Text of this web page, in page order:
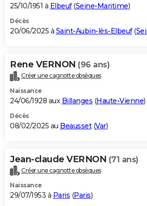
25/10/1951 à Elbeuf(Seine-Maritime)
Décès
20/06/2025 à Saint-Aubin-lès-Elbeuf(
Rene VERNON (96 ans)
Créer une cagnotte obsèques
Naissance
24/06/1928 aux Billanges (Haute-Vienne)
Décès
08/02/2025 au Beausset(Var)
Jean-claude VERNON (71 ans)
Créer une cagnotte obsèques
Naissance
29/07/1953 à Paris (Paris)